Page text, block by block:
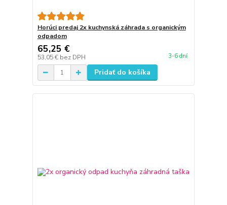
Horúci predaj 2x kuchynská záhrada s organickým
odpadom
65,25 €
53,05 € bez DPH 3-6 dní
Pridať do košíka